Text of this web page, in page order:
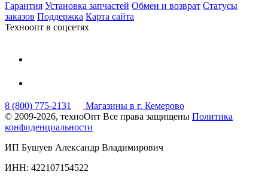
Гарантия Установка запчастей Обмен и возврат Статусы
заказов Поддержка Карта сайта
Техноопт в соцсетях
8 (800) 775-2131
Магазины в г. Кемерово
© 2009-2026, техноОпт Все права защищены Политика
конфиденциальности
ИП Бушуев Александр Владимирович
ИНН: 422107154522